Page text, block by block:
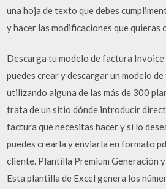
una hoja de texto que debes
y hacer las modificaciones que quieras
Descarga tu modelo de factura
puedes crear y descargar un modelo
utilizando alguna de las más de 300
trata de un sitio dónde introducir
factura que necesitas hacer y si lo
puedes crearla y enviarla en formato
cliente. Plantilla Premium Generación
Esta plantilla de Excel genera los